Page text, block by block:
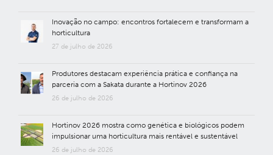
Inovação no campo: encontros fortalecem e transformam a
horticultura
27 de julho de 2026
Produtores destacam experiência prática e confiança na
parceria com a Sakata durante a Hortinov 2026
26 de julho de 2026
Hortinov 2026 mostra como genética e biológicos podem
impulsionar uma horticultura mais rentável e sustentável
26 de julho de 2026